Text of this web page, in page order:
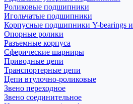
Роликовые подшипники
Игольчатые подшипники
Корпусные подшипники Y-bearings
Опорные ролики
Разъемные корпуса
Сферические шарниры
Приводные цепи
Транспортерные цепи
Цепи втулочно-роликовые
Звено переходное
Звено соединительное